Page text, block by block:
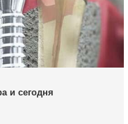
и сегодня